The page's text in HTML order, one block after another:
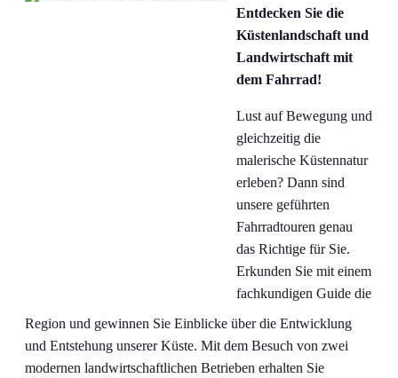
Entdecken Sie die
Küstenlandschaft und
Landwirtschaft mit
dem Fahrrad!
Lust auf Bewegung und
gleichzeitig die
malerische Küstennatur
erleben? Dann sind
unsere geführten
Fahrradtouren genau
das Richtige für Sie.
Erkunden Sie mit einem
fachkundigen Guide die
Region und gewinnen Sie Einblicke über die Entwicklung
und Entstehung unserer Küste. Mit dem Besuch von zwei
modernen landwirtschaftlichen Betrieben erhalten Sie